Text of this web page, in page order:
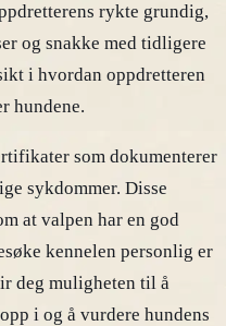
rykte grundig,
og snakke med tidligere
i hvordan oppdretteren
hundene.
som dokumenterer
sykdommer. Disse
at valpen har en god
kennelen personlig er
deg muligheten til å
i og å vurdere hundens